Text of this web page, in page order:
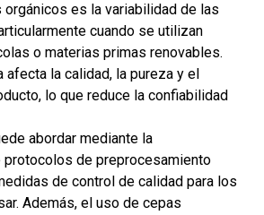
es la variabilidad de las
cuando se utilizan
o materias primas renovables.
afecta la calidad, la pureza y el
lo que reduce la confiabilidad
abordar mediante la
protocolos de preprocesamiento
de control de calidad para los
Además, el uso de cepas